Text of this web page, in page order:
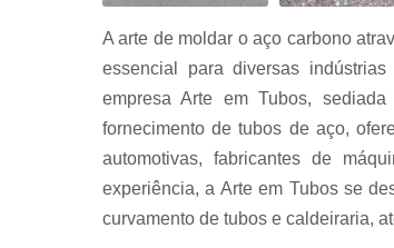
A arte de moldar o aço carbono
essencial para diversas
empresa Arte em Tubos,
fornecimento de tubos de aço,
automotivas, fabricantes de
experiência, a Arte em Tubos se
curvamento de tubos e caldeiraria,